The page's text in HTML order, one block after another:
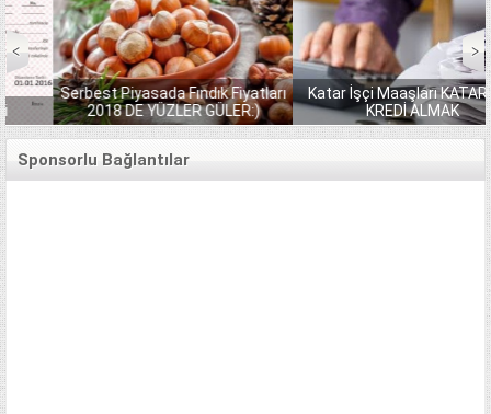
Serbest Piyasada Fındık Fiyatları
2018 DE YÜZLER GÜLER:)
Katar İşçi Maaşları KATARDAN
KREDİ ALMAK
Sponsorlu Bağlantılar